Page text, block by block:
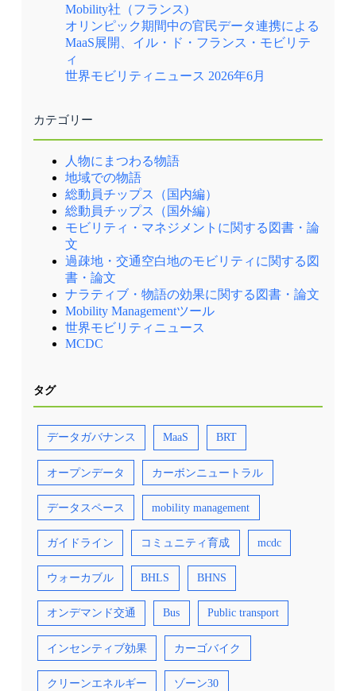
Mobility社（フランス)
オリンピック期間中の官民データ連携による
MaaS展開、イル・ド・フランス・モビリテ
ィ
世界モビリティニュース 2026年6月
カテゴリー
人物にまつわる物語
地域での物語
総動員チップス（国内編）
総動員チップス（国外編）
モビリティ・マネジメントに関する図書・論
文
過疎地・交通空白地のモビリティに関する図
書・論文
ナラティブ・物語の効果に関する図書・論文
Mobility Managementツール
世界モビリティニュース
MCDC
タグ
データガバナンス MaaS BRT
オープンデータ カーボンニュートラル
データスペース mobility management
ガイドライン コミュニティ育成 mcdc
ウォーカブル BHLS BHNS
オンデマンド交通 Bus Public transport
インセンティブ効果 カーゴバイク
クリーンエネルギー ゾーン30